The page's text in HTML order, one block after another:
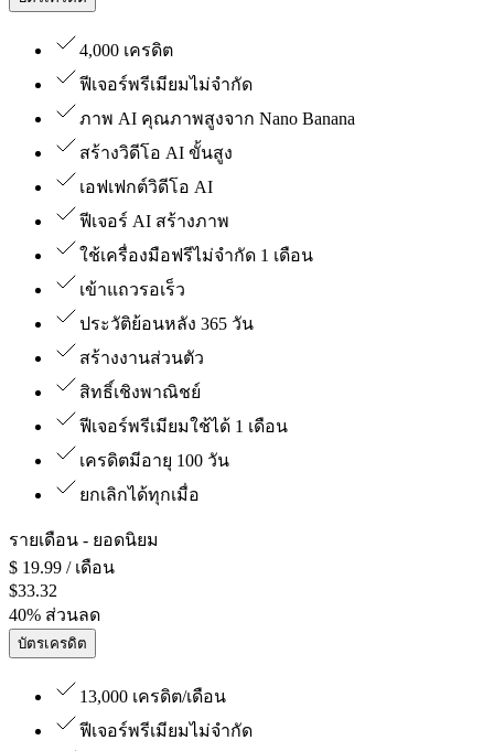
4,000 เครดิต
ฟีเจอร์พรีเมียมไม่จำกัด
ภาพ AI คุณภาพสูงจาก Nano Banana
สร้างวิดีโอ AI ขั้นสูง
เอฟเฟกต์วิดีโอ AI
ฟีเจอร์ AI สร้างภาพ
ใช้เครื่องมือฟรีไม่จำกัด 1 เดือน
เข้าแถวรอเร็ว
ประวัติย้อนหลัง 365 วัน
สร้างงานส่วนตัว
สิทธิ์เชิงพาณิชย์
ฟีเจอร์พรีเมียมใช้ได้ 1 เดือน
เครดิตมีอายุ 100 วัน
ยกเลิกได้ทุกเมื่อ
รายเดือน - ยอดนิยม
$ 19.99 / เดือน
$33.32
40% ส่วนลด
บัตรเครดิต
13,000 เครดิต/เดือน
ฟีเจอร์พรีเมียมไม่จำกัด